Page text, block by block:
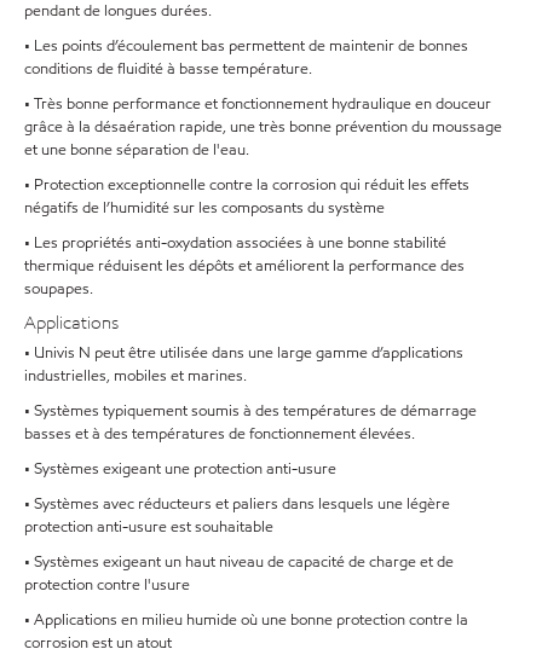
pendant de longues durées.
• Les points d’écoulement bas permettent de maintenir de bonnes
conditions de fluidité à basse température.
• Très bonne performance et fonctionnement hydraulique en douceur
grâce à la désaération rapide, une très bonne prévention du moussage
et une bonne séparation de l'eau.
• Protection exceptionnelle contre la corrosion qui réduit les effets
négatifs de l’humidité sur les composants du système
• Les propriétés anti-oxydation associées à une bonne stabilité
thermique réduisent les dépôts et améliorent la performance des
soupapes.
Applications
• Univis N peut être utilisée dans une large gamme d’applications
industrielles, mobiles et marines.
• Systèmes typiquement soumis à des températures de démarrage
basses et à des températures de fonctionnement élevées.
• Systèmes exigeant une protection anti-usure
• Systèmes avec réducteurs et paliers dans lesquels une légère
protection anti-usure est souhaitable
• Systèmes exigeant un haut niveau de capacité de charge et de
protection contre l'usure
• Applications en milieu humide où une bonne protection contre la
corrosion est un atout